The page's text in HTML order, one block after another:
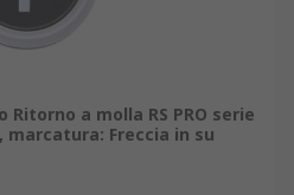
a molla RS PRO serie
marcatura: Freccia in su